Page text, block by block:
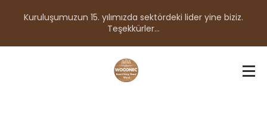
Kuruluşumuzun 15. yılımızda sektördeki lider yine biziz.
Teşekkürler...